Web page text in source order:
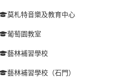
莫札特音樂及教育中心
葡萄園教室
藝林補習學校
藝林補習學校（石門）